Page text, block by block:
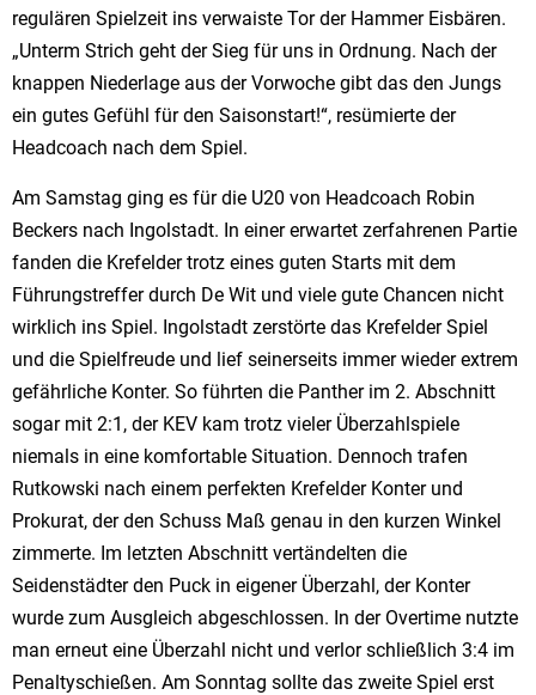
regulären Spielzeit ins verwaiste Tor der Hammer Eisbären.
„Unterm Strich geht der Sieg für uns in Ordnung. Nach der
knappen Niederlage aus der Vorwoche gibt das den Jungs
ein gutes Gefühl für den Saisonstart!“, resümierte der
Headcoach nach dem Spiel.
Am Samstag ging es für die U20 von Headcoach Robin
Beckers nach Ingolstadt. In einer erwartet zerfahrenen Partie
fanden die Krefelder trotz eines guten Starts mit dem
Führungstreffer durch De Wit und viele gute Chancen nicht
wirklich ins Spiel. Ingolstadt zerstörte das Krefelder Spiel
und die Spielfreude und lief seinerseits immer wieder extrem
gefährliche Konter. So führten die Panther im 2. Abschnitt
sogar mit 2:1, der KEV kam trotz vieler Überzahlspiele
niemals in eine komfortable Situation. Dennoch trafen
Rutkowski nach einem perfekten Krefelder Konter und
Prokurat, der den Schuss Maß genau in den kurzen Winkel
zimmerte. Im letzten Abschnitt vertändelten die
Seidenstädter den Puck in eigener Überzahl, der Konter
wurde zum Ausgleich abgeschlossen. In der Overtime nutzte
man erneut eine Überzahl nicht und verlor schließlich 3:4 im
Penaltyschießen. Am Sonntag sollte das zweite Spiel erst